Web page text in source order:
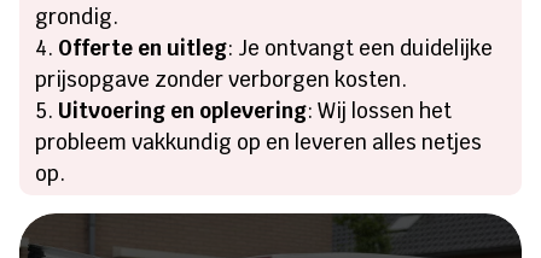
grondig.
Offerte en uitleg: Je ontvangt een duidelijke
prijsopgave zonder verborgen kosten.
Uitvoering en oplevering: Wij lossen het
probleem vakkundig op en leveren alles netjes
op.